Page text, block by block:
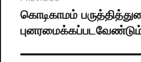
navigation
Previous
post:
கொடிகாமம்